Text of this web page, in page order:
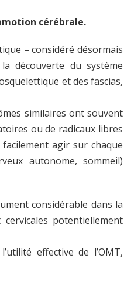
cérébrale.
– considéré désormais
découverte du système
et des fascias,
similaires ont souvent
ou de radicaux libres
agir sur chaque
autonome, sommeil)
considérable dans la
potentiellement
effective de l’OMT,